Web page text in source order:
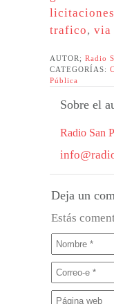
licitaciones
trafico, via
AUTOR; Radio
CATEGORÍAS:
Pública
Sobre el
Radio San
Deja un
Estás